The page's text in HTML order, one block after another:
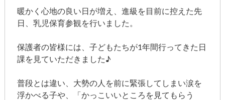
暖かく心地の良い日が増え、進級を目前に控えた先
日、乳児保育参観を行いました。
保護者の皆様には、子どもたちが1年間行ってきた日
課を見ていただきました♪
普段とは違い、大勢の人を前に緊張してしまい涙を
浮かべる子や、「かっこいいところを見てもらう